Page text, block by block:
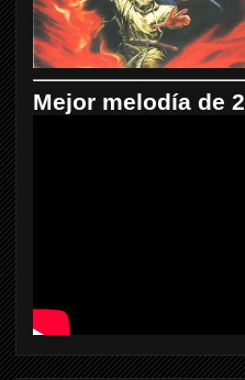
Mejor melodía de